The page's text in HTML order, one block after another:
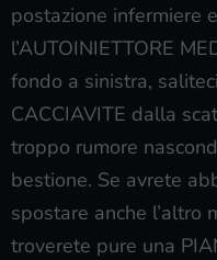
postazione infermiere
l’AUTOINIETTORE
fondo a sinistra,
CACCIAVITE dalla
troppo rumore
bestione. Se avrete
spostare anche l’altro
troverete pure una